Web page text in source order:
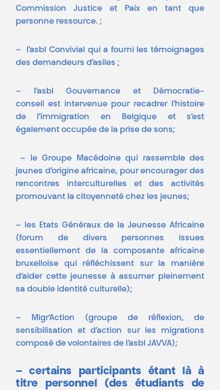
Commission Justice et Paix en tant que
personne ressource. ;
– l’asbl Convivial qui a fourni les témoignages
des demandeurs d’asiles ;
– l’asbl Gouvernance et Démocratie-
conseil est intervenue pour recadrer l’histoire
de l’immigration en Belgique et s’est
également occupée de la prise de sons;
– le Groupe Macédoine qui rassemble des
jeunes d’origine africaine, pour encourager des
rencontres interculturelles et des activités
promouvant la citoyenneté chez les jeunes;
– les Etats Généraux de la Jeunesse Africaine
(forum de divers personnes issues
essentiellement de la composante africaine
bruxelloise qui réfléchissent sur la manière
d’aider cette jeunesse à assumer pleinement
sa double identité culturelle);
– Migr’Action (groupe de réflexion, de
sensibilisation et d’action sur les migrations
composé de volontaires de l’asbl JAVVA);
– certains participants étant là à
titre personnel (des étudiants de